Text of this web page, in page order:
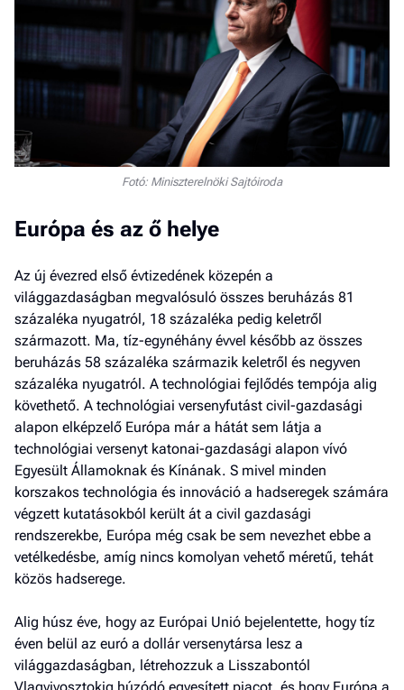
Fotó: Miniszterelnöki Sajtóiroda
Európa és az ő helye
Az új évezred első évtizedének közepén a
világgazdaságban megvalósuló összes beruházás 81
százaléka nyugatról, 18 százaléka pedig keletről
származott. Ma, tíz-egynéhány évvel később az összes
beruházás 58 százaléka származik keletről és negyven
százaléka nyugatról. A technológiai fejlődés tempója alig
követhető. A technológiai versenyfutást civil-gazdasági
alapon elképzelő Európa már a hátát sem látja a
technológiai versenyt katonai-gazdasági alapon vívó
Egyesült Államoknak és Kínának. S mivel minden
korszakos technológia és innováció a hadseregek számára
végzett kutatásokból került át a civil gazdasági
rendszerekbe, Európa még csak be sem nevezhet ebbe a
vetélkedésbe, amíg nincs komolyan vehető méretű, tehát
közös hadserege.
Alig húsz éve, hogy az Európai Unió bejelentette, hogy tíz
éven belül az euró a dollár versenytársa lesz a
világgazdaságban, létrehozzuk a Lisszabontól